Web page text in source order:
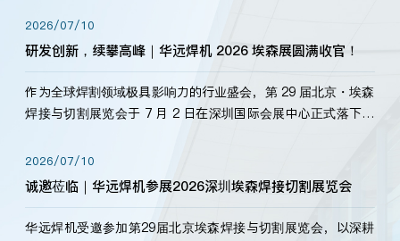
2026/07/10
研发创新，续攀高峰｜华远焊机 2026 埃森展圆满收官！
作为全球焊割领域极具影响力的行业盛会，第 29 届北京・埃森
焊接与切割展览会于 7 月 2 日在深圳国际会展中心正式落下帷
标准，持之以恒研发新产品、新技术。新老客户、行业伙伴、
海内外客户为目睹公司发布的新产…
2026/07/10
诚邀莅临｜华远焊机参展2026深圳埃森焊接切割展览会
华远焊机受邀参加第29届北京埃森焊接与切割展览会，以深耕